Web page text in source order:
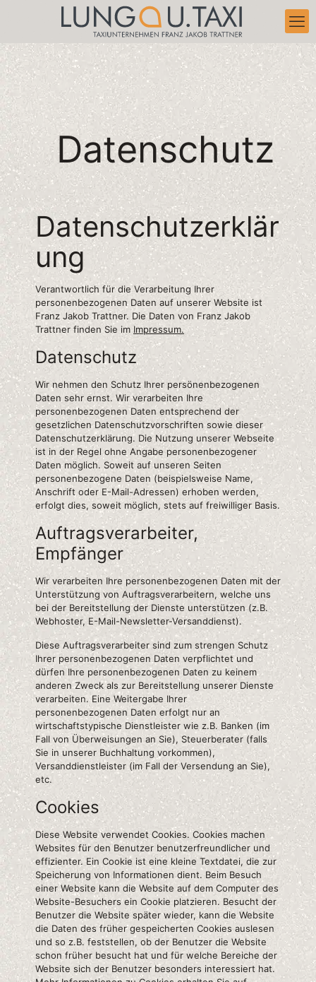
Datenschutz
Datenschutzerklär
ung
Verantwortlich für die Verarbeitung Ihrer
personenbezogenen Daten auf unserer Website ist
Franz Jakob Trattner. Die Daten von Franz Jakob
Trattner finden Sie imImpressum.
Datenschutz
Wir nehmen den Schutz Ihrer persönenbezogenen
Daten sehr ernst. Wir verarbeiten Ihre
personenbezogenen Daten entsprechend der
gesetzlichen Datenschutzvorschriften sowie dieser
Datenschutzerklärung. Die Nutzung unserer Webseite
ist in der Regel ohne Angabe personenbezogener
Daten möglich. Soweit auf unseren Seiten
personenbezogene Daten (beispielsweise Name,
Anschrift oder E-Mail-Adressen) erhoben werden,
erfolgt dies, soweit möglich, stets auf freiwilliger Basis.
Auftragsverarbeiter,
Empfänger
Wir verarbeiten Ihre personenbezogenen Daten mit der
Unterstützung von Auftragsverarbeitern, welche uns
bei der Bereitstellung der Dienste unterstützen (z.B.
Webhoster, E-Mail-Newsletter-Versanddienst).
Diese Auftragsverarbeiter sind zum strengen Schutz
Ihrer personenbezogenen Daten verpflichtet und
dürfen Ihre personenbezogenen Daten zu keinem
anderen Zweck als zur Bereitstellung unserer Dienste
verarbeiten. Eine Weitergabe Ihrer
personenbezogenen Daten erfolgt nur an
wirtschaftstypische Dienstleister wie z.B. Banken (im
Fall von Überweisungen an Sie), Steuerberater (falls
Sie in unserer Buchhaltung vorkommen),
Versanddienstleister (im Fall der Versendung an Sie),
etc.
Cookies
Diese Website verwendet Cookies. Cookies machen
Websites für den Benutzer benutzerfreundlicher und
effizienter. Ein Cookie ist eine kleine Textdatei, die zur
Speicherung von Informationen dient. Beim Besuch
einer Website kann die Website auf dem Computer des
Website-Besuchers ein Cookie platzieren. Besucht der
Benutzer die Website später wieder, kann die Website
die Daten des früher gespeicherten Cookies auslesen
und so z.B. feststellen, ob der Benutzer die Website
schon früher besucht hat und für welche Bereiche der
Website sich der Benutzer besonders interessiert hat.